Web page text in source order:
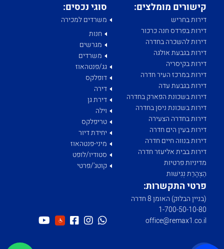
קישורים מומלצים:
דירות בחריש
דירות בפרדס חנה כרכור
דירות להשכרה בחדרה
דירות בגבעת אולגה
דירות בקיסריה
דירות במרכז העיר חדרה
דירות בגבעת עדה
דירות בשכונת הפארק בחדרה
דירות בשכונת ניסן בחדרה
דירות בחדרה הצעירה
דירות בעין הים חדרה
דירות בנווה חיים חדרה
דירות בבית אליעזר חדרה
מדיניות פרטיות
הַצְהָרַת נְגִישׁוּת
סוגי נכסים:
משרדים למכירה
חנות
מגרשים
משרדים
גג/פנטהאוז
דופלקס
דירה
דירת גן
וילה
טריפלקס
יחידת דיור
מיני-פנטהאוז
סטודיו/לופט
קוטג'/פרטי
פרטי התקשרות:
(בניין הבלוק) האומן 8 חדרה
1­-700­-50-­10-­80
office@remax1.co.il